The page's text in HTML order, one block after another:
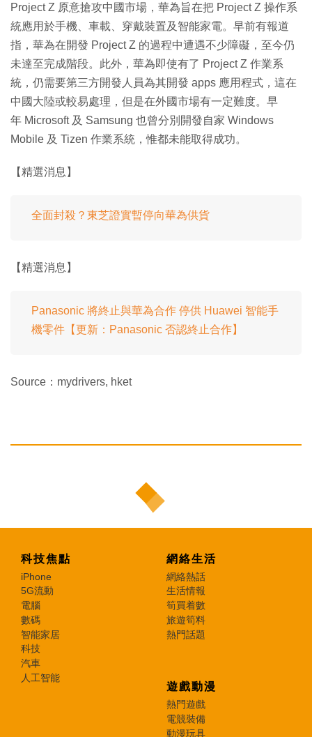
Project Z 原意搶攻中國市場，華為旨在把 Project Z 操作系
統應用於手機、車載、穿戴裝置及智能家電。早前有報道
指，華為在開發 Project Z 的過程中遭遇不少障礙，至今仍
未達至完成階段。此外，華為即使有了 Project Z 作業系
統，仍需要第三方開發人員為其開發 apps 應用程式，這在
中國大陸或較易處理，但是在外國市場有一定難度。早
年 Microsoft 及 Samsung 也曾分別開發自家 Windows
Mobile 及 Tizen 作業系統，惟都未能取得成功。
【精選消息】
全面封殺？東芝證實暫停向華為供貨
【精選消息】
Panasonic 將終止與華為合作 停供 Huawei 智能手
機零件【更新：Panasonic 否認終止合作】
Source：mydrivers, hket
科技焦點
iPhone
5G流動
電腦
數碼
智能家居
科技
汽車
人工智能
網絡生活
網絡熱話
生活情報
筍買着數
旅遊筍料
熱門話題
遊戲動漫
熱門遊戲
電競裝備
動漫玩具